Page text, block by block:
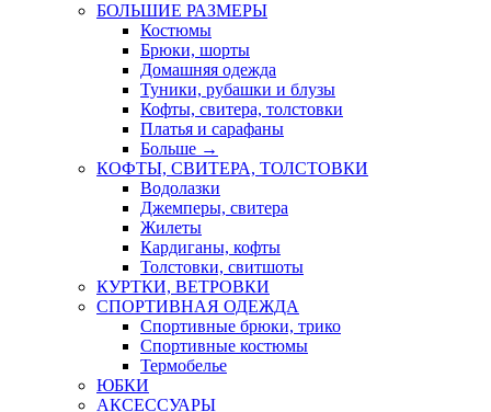
БОЛЬШИЕ РАЗМЕРЫ
Костюмы
Брюки, шорты
Домашняя одежда
Туники, рубашки и блузы
Кофты, свитера, толстовки
Платья и сарафаны
Больше →
КОФТЫ, СВИТЕРА, ТОЛСТОВКИ
Водолазки
Джемперы, свитера
Жилеты
Кардиганы, кофты
Толстовки, свитшоты
КУРТКИ, ВЕТРОВКИ
СПОРТИВНАЯ ОДЕЖДА
Спортивные брюки, трико
Спортивные костюмы
Термобелье
ЮБКИ
AКСЕССУАРЫ